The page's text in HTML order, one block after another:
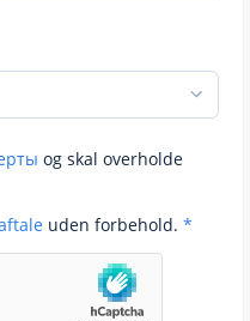
og skal overholde
uden forbehold. *